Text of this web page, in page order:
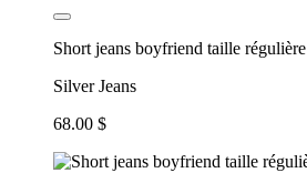
Short jeans boyfriend taille régulière
Silver Jeans
68.00 $